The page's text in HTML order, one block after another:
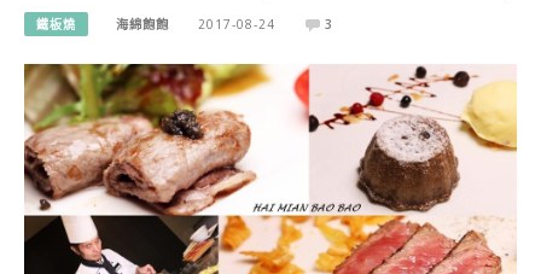
鐵板燒 海綿飽飽 2017-08-24 3